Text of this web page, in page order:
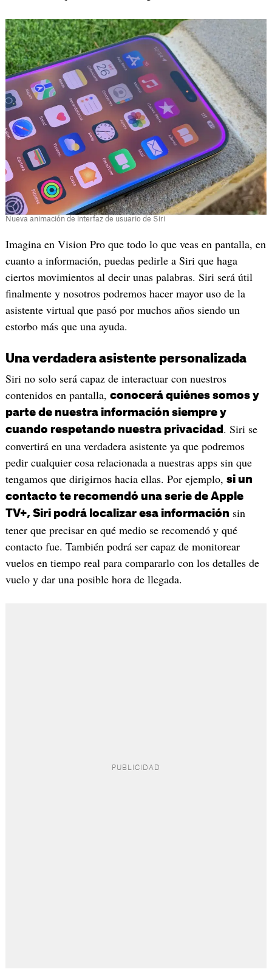
Nueva animación de interfaz de usuario de Siri
Imagina en Vision Pro que todo lo que veas en pantalla, en
cuanto a información, puedas pedirle a Siri que haga
ciertos movimientos al decir unas palabras. Siri será útil
finalmente y nosotros podremos hacer mayor uso de la
asistente virtual que pasó por muchos años siendo un
estorbo más que una ayuda.
Una verdadera asistente personalizada
Siri no solo será capaz de interactuar con nuestros
contenidos en pantalla, conocerá quiénes somos y
parte de nuestra información siempre y
cuando respetando nuestra privacidad . Siri se
convertirá en una verdadera asistente ya que podremos
pedir cualquier cosa relacionada a nuestras apps sin que
tengamos que dirigirnos hacia ellas. Por ejemplo, si un
contacto te recomendó una serie de Apple
TV+, Siri podrá localizar esa información sin
tener que precisar en qué medio se recomendó y qué
contacto fue. También podrá ser capaz de monitorear
vuelos en tiempo real para compararlo con los detalles de
vuelo y dar una posible hora de llegada.